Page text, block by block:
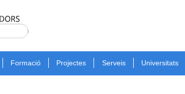
Type 2 or
for
results.
Cerca
Formació Projectes Serveis Universitats